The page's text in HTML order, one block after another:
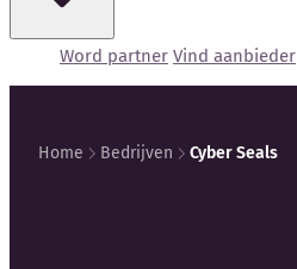
Word partner Vind aanbieder
Home Bedrijven Cyber Seals